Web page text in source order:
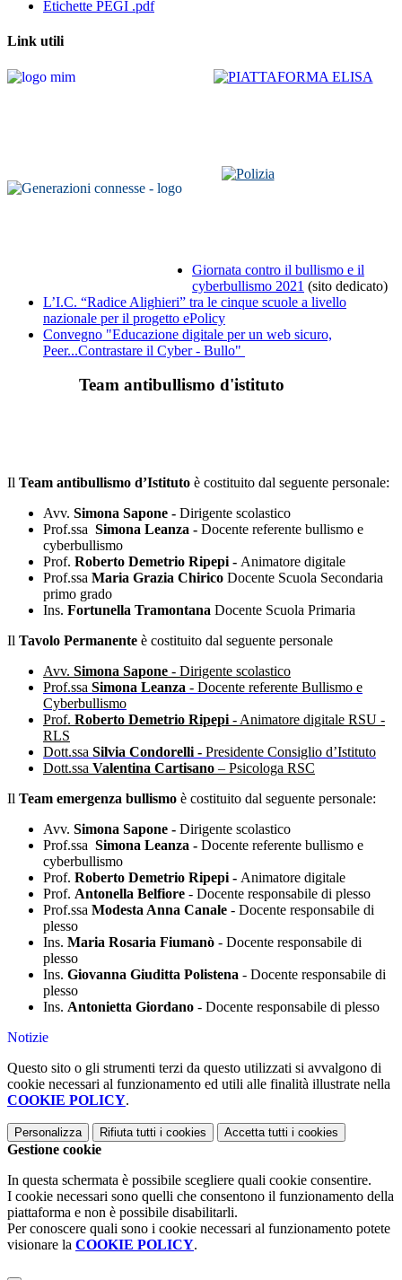
Etichette PEGI .pdf
Link utili
Giornata contro il bullismo e il
cyberbullismo 2021 (sito dedicato)
L’I.C. “Radice Alighieri” tra le cinque scuole a livello
nazionale per il progetto ePolicy
Convegno "Educazione digitale per un web sicuro,
Peer...Contrastare il Cyber - Bullo"
Team antibullismo d'istituto
Il Team antibullismo d’Istituto è costituito dal seguente personale:
Avv. Simona Sapone - Dirigente scolastico
Prof.ssa Simona Leanza - Docente referente bullismo e
cyberbullismo
Prof. Roberto Demetrio Ripepi - Animatore digitale
Prof.ssa Maria Grazia Chirico Docente Scuola Secondaria
primo grado
Ins. Fortunella Tramontana Docente Scuola Primaria
Il Tavolo Permanente è costituito dal seguente personale
Avv. Simona Sapone - Dirigente scolastico
Prof.ssa Simona Leanza - Docente referente Bullismo e
Cyberbullismo
Prof. Roberto Demetrio Ripepi - Animatore digitale RSU -
RLS
Dott.ssa Silvia Condorelli - Presidente Consiglio d’Istituto
Dott.ssa Valentina Cartisano – Psicologa RSC
Il Team emergenza bullismo è costituito dal seguente personale:
Avv. Simona Sapone - Dirigente scolastico
Prof.ssa Simona Leanza - Docente referente bullismo e
cyberbullismo
Prof. Roberto Demetrio Ripepi - Animatore digitale
Prof. Antonella Belfiore - Docente responsabile di plesso
Prof.ssa Modesta Anna Canale - Docente responsabile di
plesso
Ins. Maria Rosaria Fiumanò - Docente responsabile di
plesso
Ins. Giovanna Giuditta Polistena - Docente responsabile di
plesso
Ins. Antonietta Giordano - Docente responsabile di plesso
Notizie
Questo sito o gli strumenti terzi da questo utilizzati si avvalgono di
cookie necessari al funzionamento ed utili alle finalità illustrate nella
COOKIE POLICY.
Personalizza Rifiuta tutti i cookies Accetta tutti i cookies
Gestione cookie
In questa schermata è possibile scegliere quali cookie consentire.
I cookie necessari sono quelli che consentono il funzionamento della
piattaforma e non è possibile disabilitarli.
Per conoscere quali sono i cookie necessari al funzionamento potete
visionare la COOKIE POLICY.